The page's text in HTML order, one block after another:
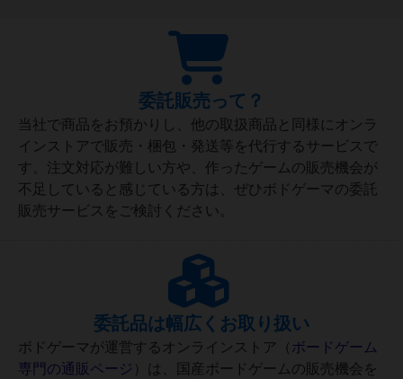
委託販売って？
当社で商品をお預かりし、他の取扱商品と同様にオンラ
インストアで販売・梱包・発送等を代行するサービスで
す。注文対応が難しい方や、作ったゲームの販売機会が
不足していると感じている方は、ぜひボドゲーマの委託
販売サービスをご検討ください。
委託品は幅広くお取り扱い
ボドゲーマが運営するオンラインストア（ ボードゲーム
専門の通販ページ ）は、国産ボードゲームの販売機会を